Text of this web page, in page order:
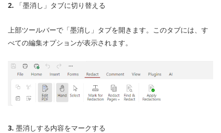
2. 「墨消し」タブに切り替える
上部ツールバーで「墨消し」タブを開きます。このタブには、す
べての編集オプションが表示されます。
3. 墨消しする内容をマークする